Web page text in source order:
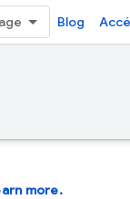
Blog
more.